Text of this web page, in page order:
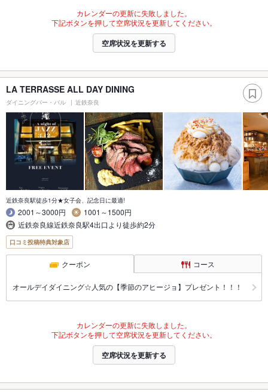
カレンダーの更新に失敗しました。
下記ボタンを押して空席状況を更新してください。
空席状況を更新する
LA TERRASSE ALL DAY DINING
ダイニングバー・バル 近鉄奈良
近鉄奈良駅徒歩1分★女子会、記念日に最適!
2001～3000円
1001～1500円
近鉄奈良線近鉄奈良駅4出口より徒歩約2分
口コミ投稿特典対象店
クーポン コース
オールデイダイニング☆人気の【季節のアヒージョ】プレゼント！！！
カレンダーの更新に失敗しました。
下記ボタンを押して空席状況を更新してください。
空席状況を更新する